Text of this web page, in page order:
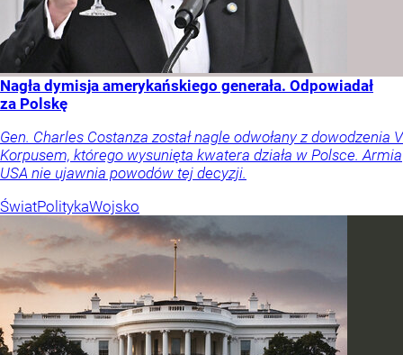
Nagła dymisja amerykańskiego generała. Odpowiadał
za Polskę
Gen. Charles Costanza został nagle odwołany z dowodzenia V
Korpusem, którego wysunięta kwatera działa w Polsce. Armia
USA nie ujawnia powodów tej decyzji.
ŚwiatPolitykaWojsko